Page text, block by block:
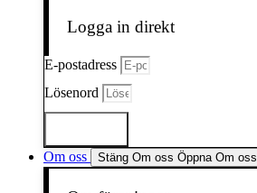
Logga in direkt
E-postadress
Lösenord
Om oss Stäng Om oss Öppna Om oss